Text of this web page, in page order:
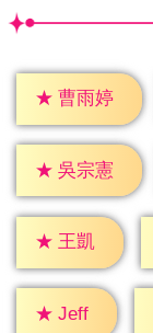
★ 曹雨婷
★ 吳宗憲
★ 王凱
★ Jeff